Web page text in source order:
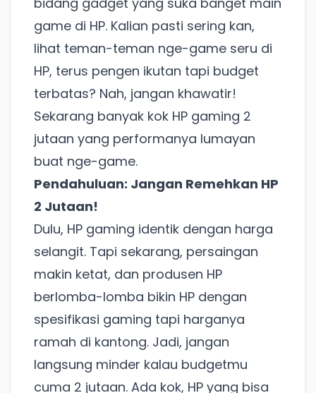
game di HP. Kalian pasti sering kan,
lihat teman-teman nge-game seru di
HP, terus pengen ikutan tapi budget
terbatas? Nah, jangan khawatir!
Sekarang banyak kok HP gaming 2
jutaan yang performanya lumayan
buat nge-game.
Pendahuluan: Jangan Remehkan HP
2 Jutaan!
Dulu, HP gaming identik dengan harga
selangit. Tapi sekarang, persaingan
makin ketat, dan produsen HP
berlomba-lomba bikin HP dengan
spesifikasi gaming tapi harganya
ramah di kantong. Jadi, jangan
langsung minder kalau budgetmu
cuma 2 jutaan. Ada kok, HP yang bisa